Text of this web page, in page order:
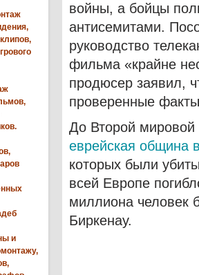
и
войны, а бойцы
антисемитами.
руководство
фильма «крайне
продюсер заявил,
проверенные
До Второй
еврейская община
которых были
всей Европе
миллиона человек
Биркенау.